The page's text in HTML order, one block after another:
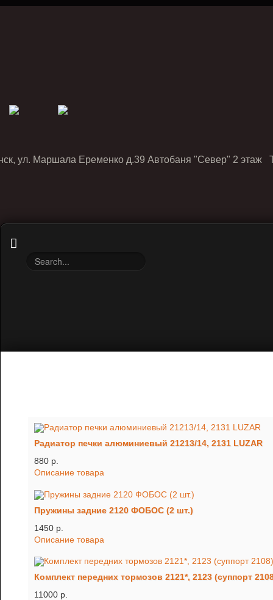
ул. Маршала Еременко д.39 Автобаня "Север" 2 этаж
Радиатор печки алюминиевый 21213/14, 2131 LUZAR
880 p.
Описание товара
Пружины задние 2120 ФОБОС (2 шт.)
1450 p.
Описание товара
Комплект передних тормозов 2121*, 2123 (суппорт
11000 p.